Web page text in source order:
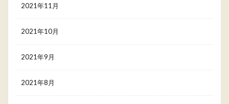
2021年11月
2021年10月
2021年9月
2021年8月